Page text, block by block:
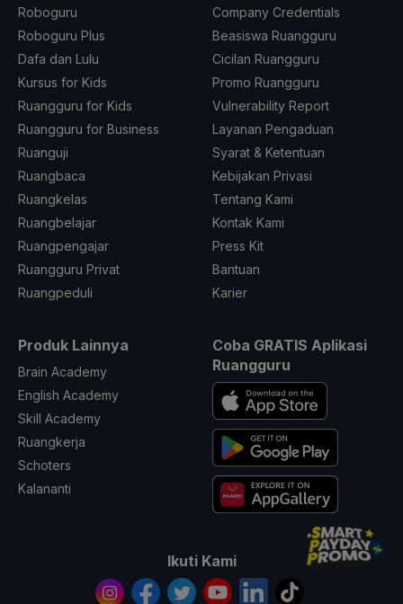
Roboguru
Roboguru Plus
Dafa dan Lulu
Kursus for Kids
Ruangguru for Kids
Ruangguru for Business
Ruanguji
Ruangbaca
Ruangkelas
Ruangbelajar
Ruangpengajar
Ruangguru Privat
Ruangpeduli
Company Credentials
Beasiswa Ruangguru
Cicilan Ruangguru
Promo Ruangguru
Vulnerability Report
Layanan Pengaduan
Syarat & Ketentuan
Kebijakan Privasi
Tentang Kami
Kontak Kami
Press Kit
Bantuan
Karier
Produk Lainnya
Brain Academy
English Academy
Skill Academy
Ruangkerja
Schoters
Kalananti
Coba GRATIS Aplikasi
Ruangguru
Ikuti Kami